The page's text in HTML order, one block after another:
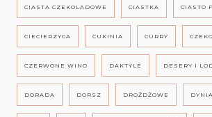
CIASTA CZEKOLADOWE CIASTKA CIASTO
CIECIERZYCA CUKINIA CURRY
CZERWONE WINO DAKTYLE DESERY I
DORADA DORSZ DROŻDŻOWE DYNIA